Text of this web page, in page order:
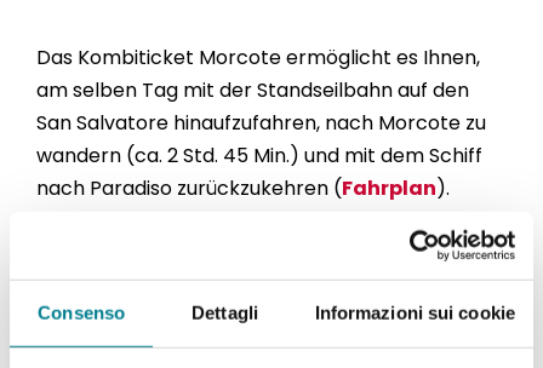
Consenso Dettagli Informazioni sui cookie
Das Kombiticket Morcote ermöglicht es Ihnen,
am selben Tag mit der Standseilbahn auf den
San Salvatore hinaufzufahren, nach Morcote zu
wandern (ca. 2 Std. 45 Min.) und mit dem Schiff
nach Paradiso zurückzukehren (Fahrplan).
Fr. 46.20
Inhaber SBB Halbtax Fr. 23.70